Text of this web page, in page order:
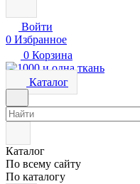
Войти
0 Избранное
0 Корзина
Каталог
Каталог
По всему сайту
По каталогу